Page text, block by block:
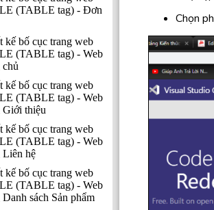
(TABLE tag) - Đơn
kế bố cục trang web
(TABLE tag) - Web
chủ
kế bố cục trang web
(TABLE tag) - Web
Giới thiệu
kế bố cục trang web
(TABLE tag) - Web
Liên hệ
kế bố cục trang web
(TABLE tag) - Web
sách Sản phẩm
Chọn